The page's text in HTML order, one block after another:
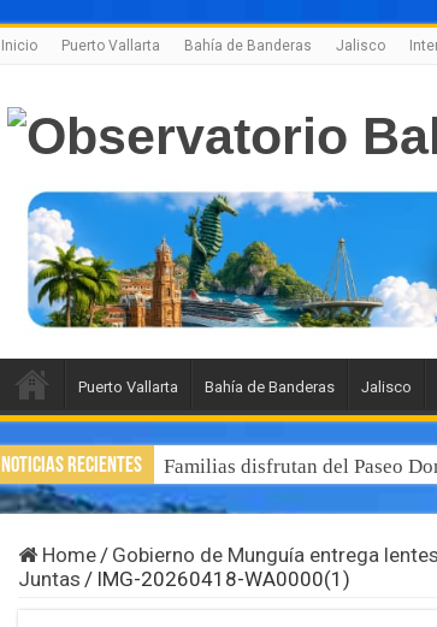
Inicio Puerto Vallarta Bahía de Banderas Jalisco
Puerto Vallarta Bahía de Banderas Jalisco
Noticias Recientes Familias disfrutan del Paseo
Home/ Gobierno de Munguía entrega
Juntas / IMG-20260418-WA0000(1)